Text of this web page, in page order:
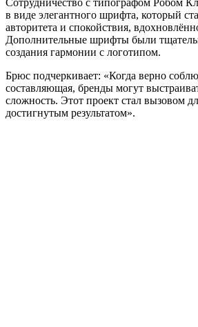
в виде элегантного шрифта, который
авторитета и спокойствия,
Дополнительные шрифты были
создания гармонии с логотипом.
Брюс подчеркивает: «Когда верно
составляющая, бренды могут
сложность. Этот проект стал вызовом
достигнутым результатом».